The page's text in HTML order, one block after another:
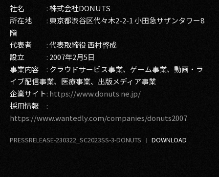
社名 : 株式会社DONUTS
所在地 : 東京都渋谷区代々木2-2-1 小田急サザンタワー8
階
代表者 : 代表取締役 西村啓成
設立 : 2007年2月5日
事業内容 : クラウドサービス事業、ゲーム事業、動画・ラ
イブ配信事業、医療事業、出版メディア事業
企業サイト: https://www.donuts.ne.jp/
採用情報 :
https://www.wantedly.com/companies/donuts2007
PRESSRELEASE-230322_SC2023SS-3-DONUTS